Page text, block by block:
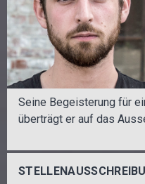
Seine Begeisterung für
überträgt er auf das